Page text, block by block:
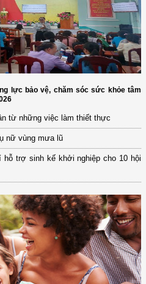
lực bảo vệ, chăm sóc sức khỏe tâm
từ những việc làm thiết thực
nữ vùng mưa lũ
hỗ trợ sinh kế khởi nghiệp cho 10 hội